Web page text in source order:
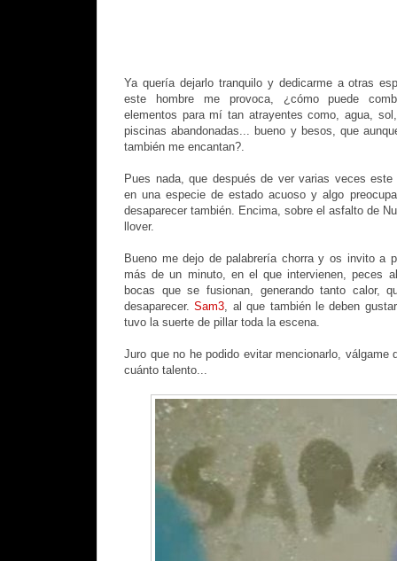
Ya quería dejarlo tranquilo y dedicarme a otras
este hombre me provoca, ¿cómo puede
elementos para mí tan atrayentes como, agua,
piscinas abandonadas... bueno y besos, que
también me encantan?.
Pues nada, que después de ver varias veces
en una especie de estado acuoso y algo
desaparecer también. Encima, sobre el asfalto de
llover.
Bueno me dejo de palabrería chorra y os invito a
más de un minuto, en el que intervienen, peces
bocas que se fusionan, generando tanto calor,
desaparecer.Sam3, al que también le deben
tuvo la suerte de pillar toda la escena.
Juro que no he podido evitar mencionarlo, válgame
cuánto talento...